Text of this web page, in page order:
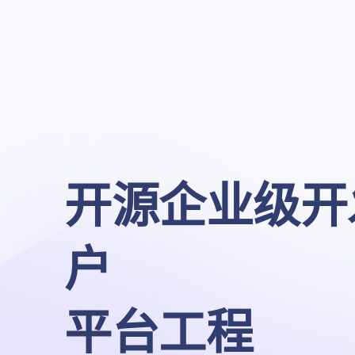
开源企业级
户
平台工程